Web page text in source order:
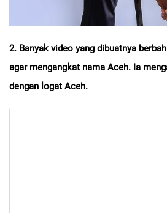
2. Banyak video yang dibuatnya
agar mengangkat nama Aceh. Ia
dengan logat Aceh.